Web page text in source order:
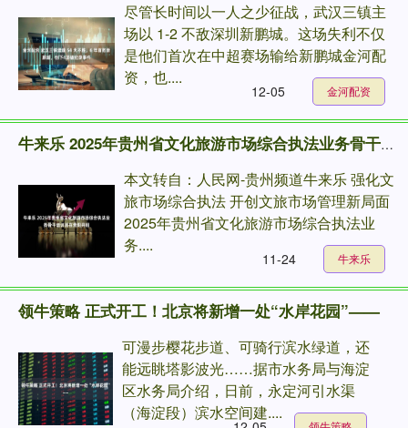
尽管长时间以一人之少征战，武汉三镇主
场以 1-2 不敌深圳新鹏城。这场失利不仅
是他们首次在中超赛场输给新鹏城金河配
资，也....
金河配资
12-05
牛来乐 2025年贵州省文化旅游市场综合执法业务骨干培训班在贵阳开班
本文转自：人民网-贵州频道牛来乐 强化文
旅市场综合执法 开创文旅市场管理新局面
2025年贵州省文化旅游市场综合执法业
务....
牛来乐
11-24
领牛策略 正式开工！北京将新增一处“水岸花园”——
可漫步樱花步道、可骑行滨水绿道，还
能远眺塔影波光……据市水务局与海淀
区水务局介绍，日前，永定河引水渠
（海淀段）滨水空间建....